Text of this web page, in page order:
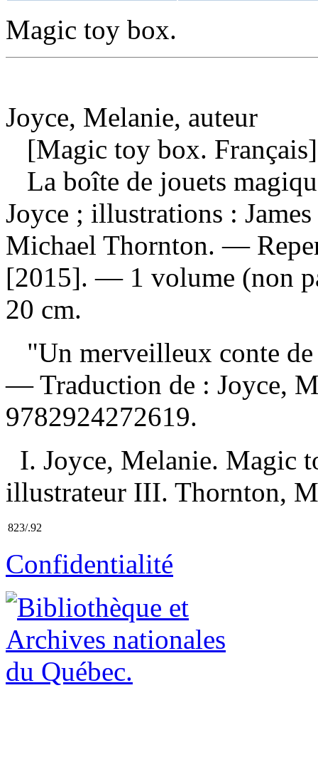
Magic toy box.
Joyce, Melanie, auteur
[Magic toy box. Français]
La boîte de jouets
Joyce ; illustrations :
Michael Thornton. —
[2015]. — 1 volume (non
20 cm.
"Un merveilleux conte
—Traduction de : Joyce,
9782924272619.
I. Joyce, Melanie. Magic
illustrateur III. Thornton,
823/.92
Confidentialité